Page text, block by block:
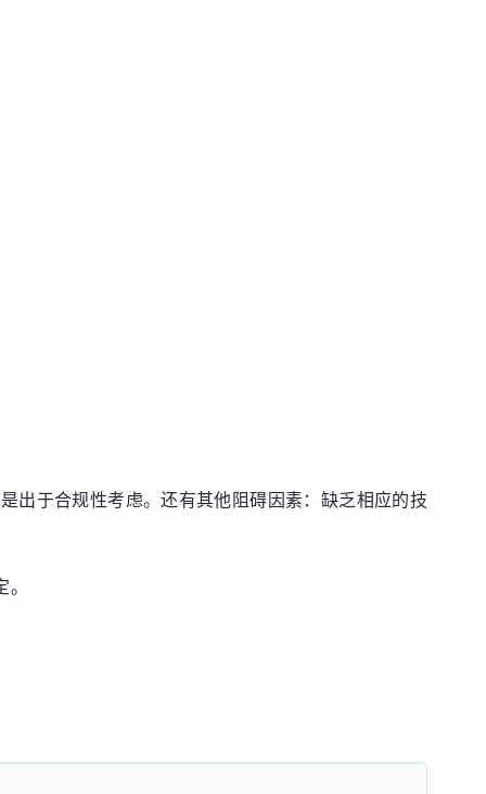
出于合规性考虑。还有其他阻碍因素：缺乏相应的技